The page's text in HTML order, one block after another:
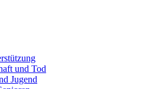
und Tod
Jugend